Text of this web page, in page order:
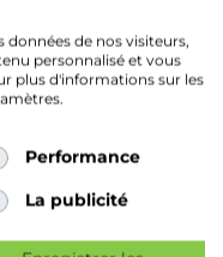
TÉLÉSURVEILLANCE
données de nos visiteurs,
personnalisé et vous
plus d'informations sur les
Performance
La publicité